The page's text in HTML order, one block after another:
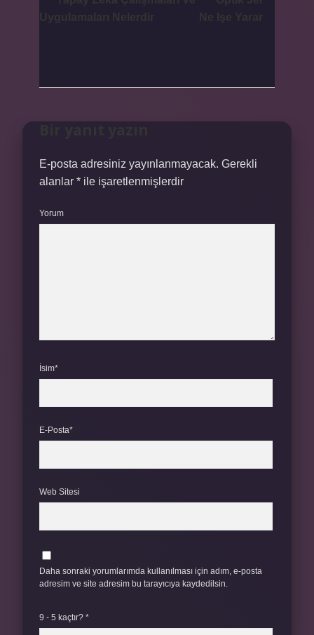
E-posta adresiniz yayınlanmayacak. Gerekli
alanlar * ile işaretlenmişlerdir
Yorum
İsim*
E-Posta*
Web Sitesi
Daha sonraki yorumlarımda kullanılması için adım, e-posta
adresim ve site adresim bu tarayıcıya kaydedilsin.
9 - 5 kaçtır? *